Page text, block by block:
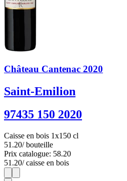
Château Cantenac 2020
Saint-Emilion
97435 150 2020
Caisse en bois 1x150 cl
51.20/ bouteille
Prix catalogue: 58.20
51.20/ caisse en bois
1